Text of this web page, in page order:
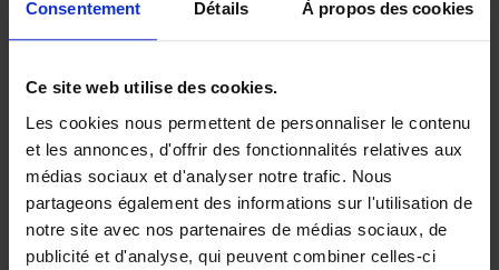
Consentement Détails À propos des cookies
Ce site web utilise des cookies.
Les cookies nous permettent de personnaliser le contenu
et les annonces, d'offrir des fonctionnalités relatives aux
médias sociaux et d'analyser notre trafic. Nous
partageons également des informations sur l'utilisation de
notre site avec nos partenaires de médias sociaux, de
publicité et d'analyse, qui peuvent combiner celles-ci
Building Bonds = Building
Business
Jochen Roef Jozefien De Feyter
Carolien Boom
Couverture souple
2025 200
€29,99